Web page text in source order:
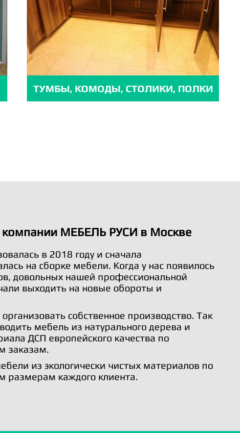
ТУМБЫ, КОМОДЫ, СТОЛИКИ, ПОЛКИ
МЕБЕЛЬ РУСИ в Москве
в 2018 году и сначала
на сборке мебели. Когда у нас появилось
довольных нашей профессиональной
выходить на новые обороты и
собственное производство. Так
мебель из натурального дерева и
ДСП европейского качества по
заказам.
из экологически чистых материалов по
размерам каждого клиента.